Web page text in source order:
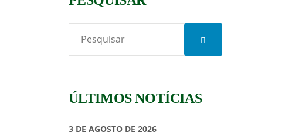
ÚLTIMOS NOTÍCIAS
3 DE AGOSTO DE 2026